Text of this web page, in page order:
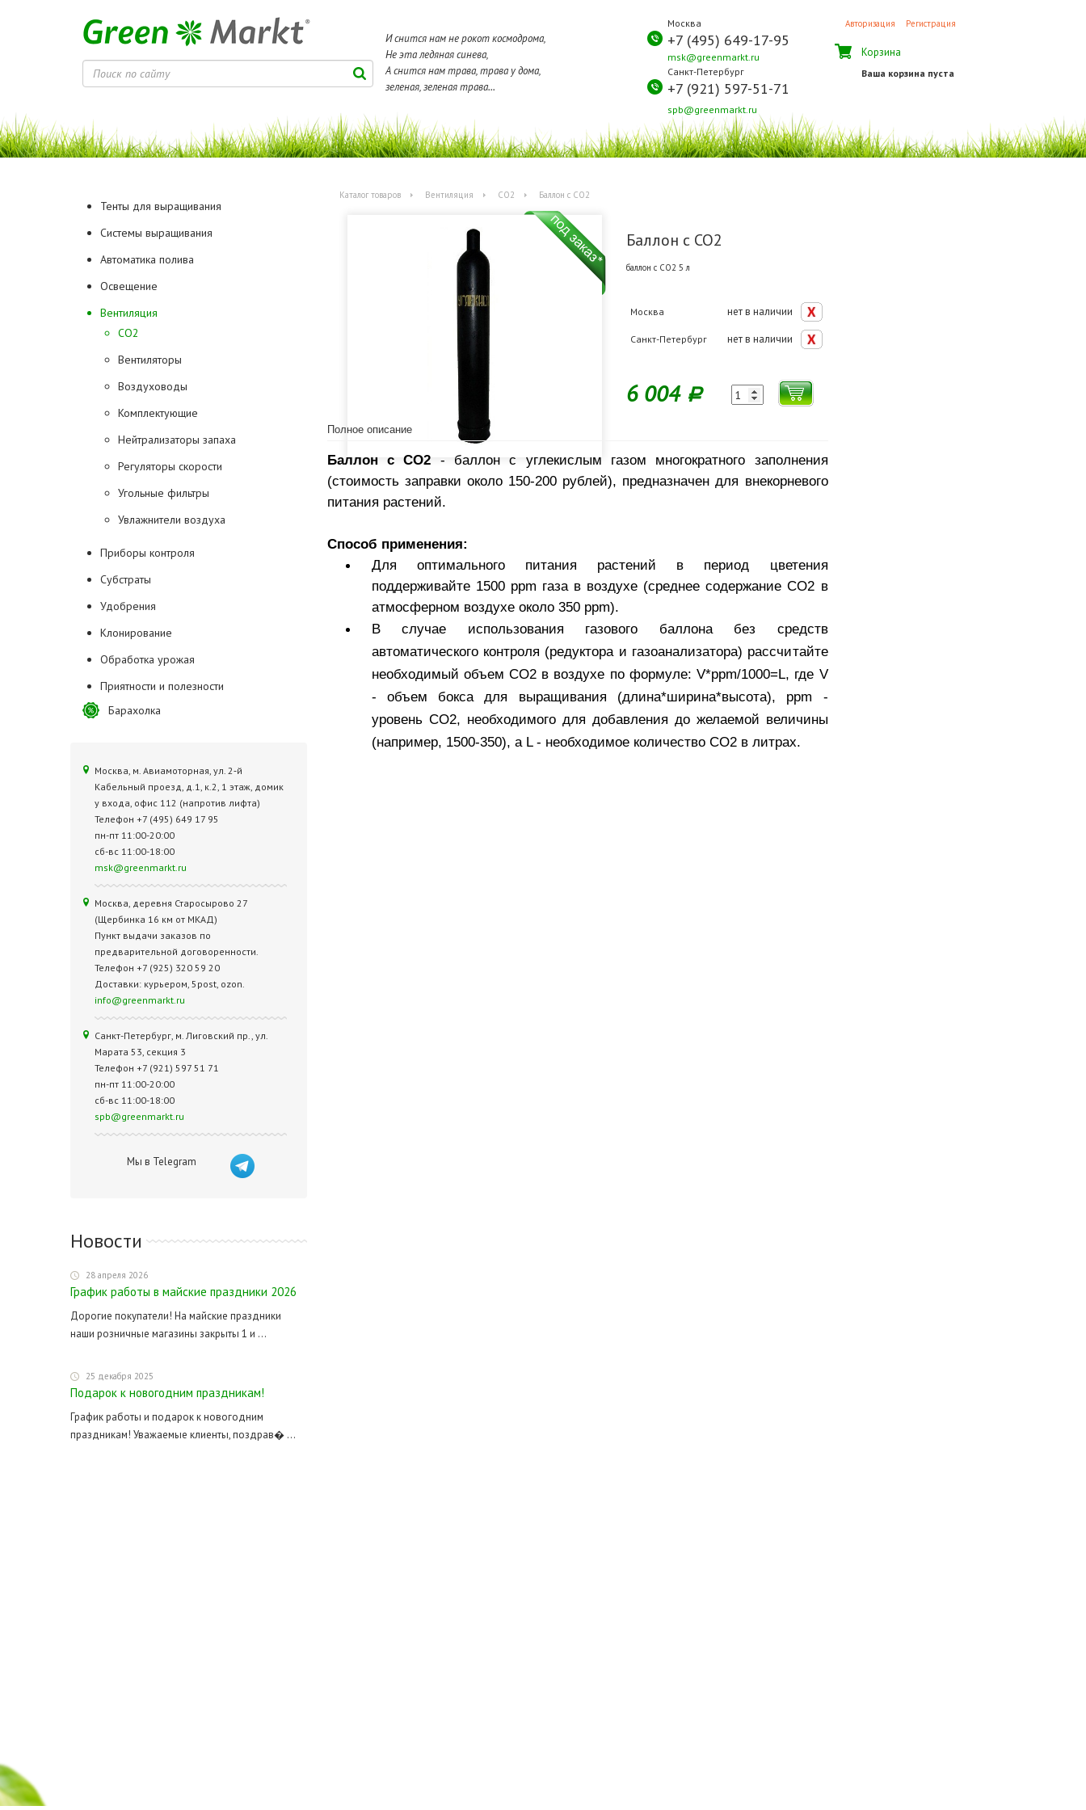
И снится нам не рокот космодрома,
Не эта ледяная синева,
А снится нам трава, трава у дома,
зеленая, зеленая трава...
Москва
+7 (495) 649-17-95
msk@greenmarkt.ru
Санкт-Петербург
+7 (921) 597-51-71
spb@greenmarkt.ru
Авторизация Регистрация
Корзина
Ваша корзина пуста
Тенты для выращивания
Системы выращивания
Автоматика полива
Освещение
Вентиляция
CO2
Вентиляторы
Воздуховоды
Комплектующие
Нейтрализаторы запаха
Регуляторы скорости
Угольные фильтры
Увлажнители воздуха
Приборы контроля
Субстраты
Удобрения
Клонирование
Обработка урожая
Приятности и полезности
Барахолка
Москва, м. Авиамоторная, ул. 2‑й
Кабельный проезд, д.1, к.2, 1 этаж, домик
у входа, офис 112 (напротив лифта)
Телефон +7 (495) 649 17 95
пн-пт 11:00-20:00
сб-вс 11:00-18:00
msk@greenmarkt.ru
Москва, деревня Старосырово 27
(Щербинка 16 км от МКАД)
Пункт выдачи заказов по
предварительной договоренности.
Телефон +7 (925) 320 59 20
Доставки: курьером, 5post, ozon.
info@greenmarkt.ru
Санкт-Петербург, м. Лиговский пр., ул.
Марата 53, секция 3
Телефон +7 (921) 597 51 71
пн-пт 11:00-20:00
сб-вс 11:00-18:00
spb@greenmarkt.ru
Мы в Telegram
Новости
28 апреля 2026
График работы в майские праздники 2026
Дорогие покупатели! На майские праздники
наши розничные магазины закрыты 1 и ...
25 декабря 2025
Подарок к новогодним праздникам!
График работы и подарок к новогодним
праздникам! Уважаемые клиенты, поздрав� ...
Каталог товаров Вентиляция CO2 Баллон с СО2
Баллон с СО2
баллон с СО2 5 л
Москва нет в наличии
Санкт-Петербург нет в наличии
6 004 Р
Полное описание
Баллон с СО2 - баллон с углекислым газом многократного заполнения
(стоимость заправки около 150-200 рублей), предназначен для внекорневого
питания растений.
Способ применения:
Для оптимального питания растений в период цветения
поддерживайте 1500 ppm газа в воздухе (среднее содержание СО2 в
атмосферном воздухе около 350 ppm).
В случае использования газового баллона без средств
автоматического контроля (редуктора и газоанализатора) рассчитайте
необходимый объем СО2 в воздухе по формуле: V*ppm/1000=L, где V
- объем бокса для выращивания (длина*ширина*высота), ppm -
уровень CO2, необходимого для добавления до желаемой величины
(например, 1500-350), а L - необходимое количество СО2 в литрах.